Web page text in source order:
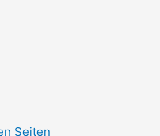
Seiten